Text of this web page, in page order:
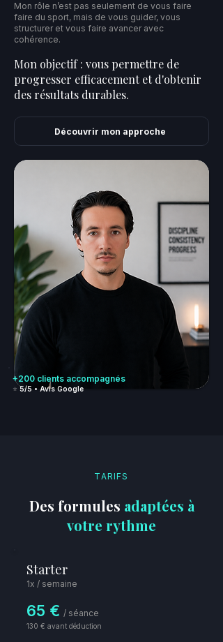
Mon rôle n’est pas seulement de vous faire
faire du sport, mais de vous guider, vous
structurer et vous faire avancer avec
cohérence.
Mon objectif : vous permettre de
progresser efficacement et d'obtenir
des résultats durables.
Découvrir mon approche
+200 clients accompagnés
⭐️5/5 • Avis Google
TARIFS
Des formules adaptées à
votre rythme
Starter
1x / semaine
65 € / séance​
130 € avant déduction